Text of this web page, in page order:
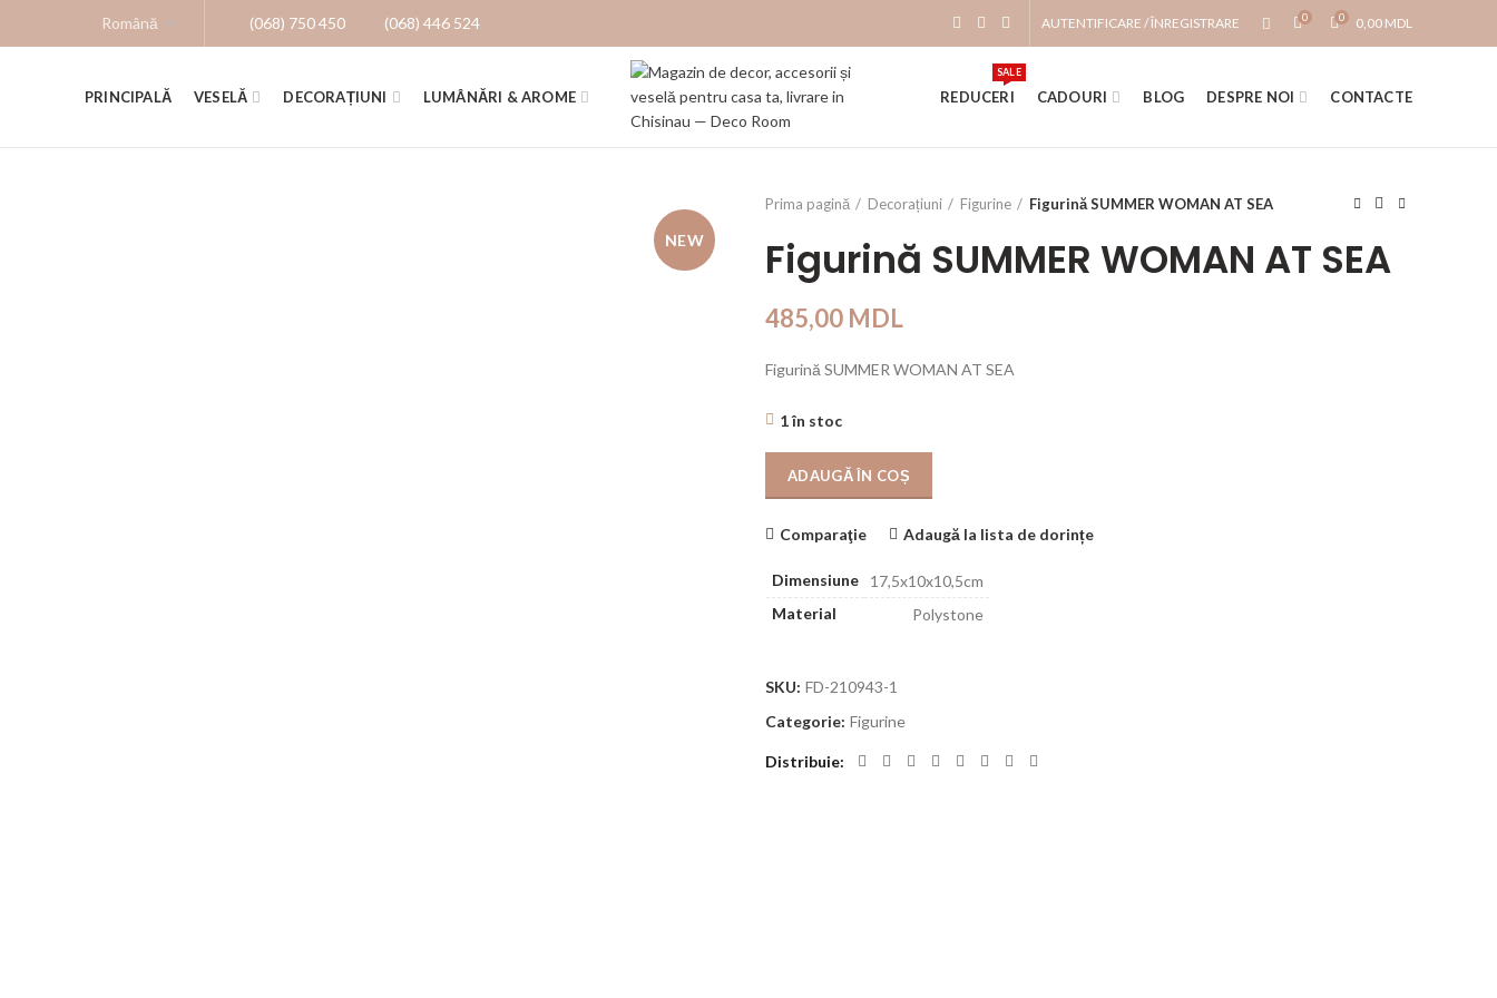
(068) 750 450 (068) 446 524 AUTENTIFICARE / ÎNREGISTRARE 0 0 0,00 MDL
PRINCIPALĂ VESELĂ DECORAȚIUNI LUMÂNĂRI & AROME REDUCERI
SALE
CADOURI BLOG DESPRE NOI CONTACTE
NEW
Prima pagină Decorațiuni Figurine Figurină SUMMER WOMAN AT SEA
Figurină SUMMER WOMAN AT SEA
485,00 MDL
Figurină SUMMER WOMAN AT SEA
1 în stoc
ADAUGĂ ÎN COȘ
Comparaţie Adaugă la lista de dorințe
Dimensiune
17,5x10x10,5cm
Material
Polystone
SKU: FD-210943-1
Categorie: Figurine
Distribuie